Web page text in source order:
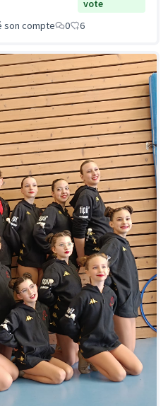
vote
son compte
0 6